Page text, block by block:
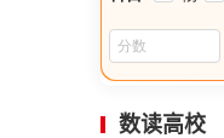
数读高校